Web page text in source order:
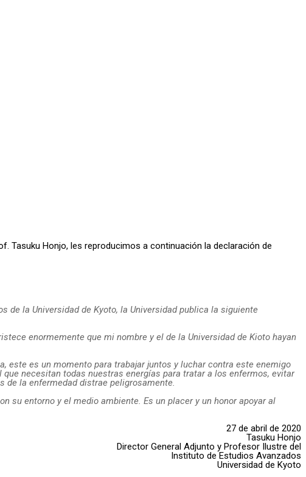
Tasuku Honjo, les reproducimos a continuación la declaración de
la Universidad de Kyoto, la Universidad publica la siguiente
enormemente que mi nombre y el de la Universidad de Kioto hayan
es un momento para trabajar juntos y luchar contra este enemigo
necesitan todas nuestras energías para tratar a los enfermos, evitar
de la enfermedad distrae peligrosamente.
su entorno y el medio ambiente. Es un placer y un honor apoyar al
27 de abril de 2020
Tasuku Honjo
Director General Adjunto y Profesor Ilustre del
Instituto de Estudios Avanzados
Universidad de Kyoto